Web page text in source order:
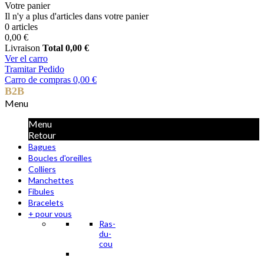
Votre panier
Il n'y a plus d'articles dans votre panier
0 articles
0,00 €
Livraison Total 0,00 €
Ver el carro
Tramitar Pedido
Carro de compras 0,00 €
B2B
Menu
Menu
Retour
Bagues
Boucles d'oreilles
Colliers
Manchettes
Fibules
Bracelets
+ pour vous
Ras-
du-
cou